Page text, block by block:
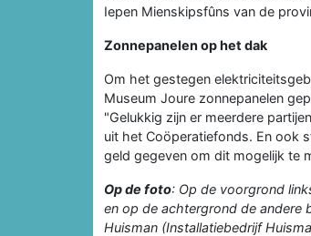
Iepen Mienskipsfûns van de
Zonnepanelen op het dak
Om het gestegen
Museum Joure zonnepanelen
"Gelukkig zijn er meerdere
uit het Coöperatiefonds. En ook
geld gegeven om dit mogelijk te
Op de foto: Op de voorgrond
en op de achtergrond de andere
Huisman (Installatiebedrijf